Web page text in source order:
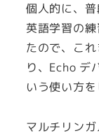
個人的に、普
英語学習の
たので、こ
り、Echo デ
いう使い方を
マルチリン